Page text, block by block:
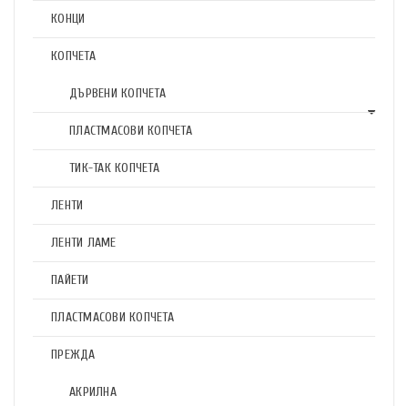
КОНЦИ
КОПЧЕТА
ДЪРВЕНИ КОПЧЕТА
ПЛАСТМАСОВИ КОПЧЕТА
ТИК-ТАК КОПЧЕТА
ЛЕНТИ
ЛЕНТИ ЛАМЕ
ПАЙЕТИ
ПЛАСТМАСОВИ КОПЧЕТА
ПРЕЖДА
АКРИЛНА